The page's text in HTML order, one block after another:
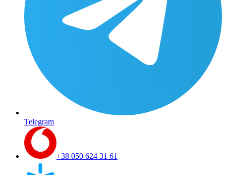
Telegram
+38 050 624 31 61